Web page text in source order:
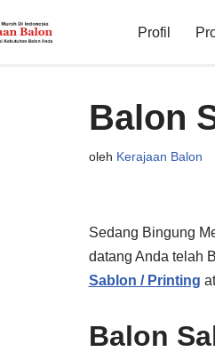
Profil
Balon
oleh Kerajaan Balon
Sedang Bingung
datang Anda telah
Sablon / Printing
Balon